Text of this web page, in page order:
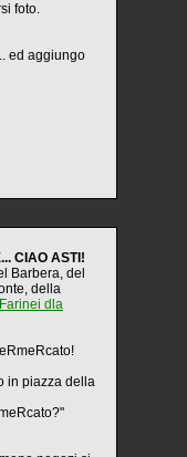
foto.
ed aggiungo
CIAO ASTI!
Barbera, del
della
Farinei dla
in piazza della